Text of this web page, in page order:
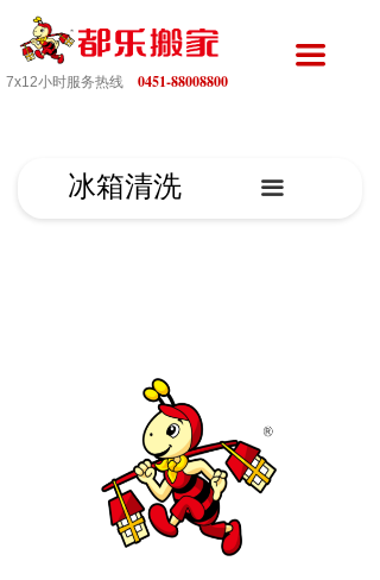
7x12小时服务热线 0451-88008800
끀
끀
冰箱清洗